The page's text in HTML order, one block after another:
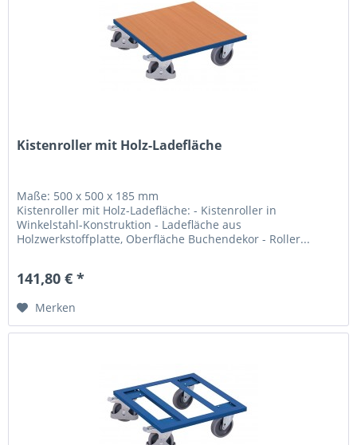
Kistenroller mit Holz-Ladefläche
Maße: 500 x 500 x 185 mm
Kistenroller mit Holz-Ladefläche: - Kistenroller in
Winkelstahl-Konstruktion - Ladefläche aus
Holzwerkstoffplatte, Oberfläche Buchendekor - Roller...
141,80 € *
Merken